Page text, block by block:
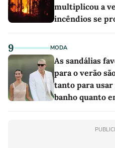
multiplicou a
incêndios se
9 MODA
As sandálias
para o verão
tanto para usar
banho quanto